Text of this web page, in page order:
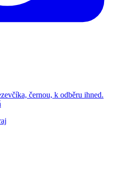
černou, k odběru ihned.